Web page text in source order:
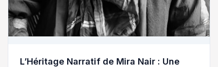
L’Héritage Narratif de Mira Nair : Une